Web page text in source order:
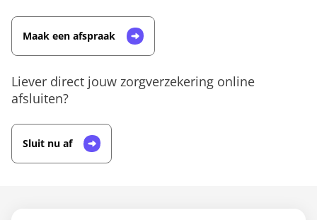
Maak een afspraak
Liever direct jouw zorgverzekering online
afsluiten?
Sluit nu af